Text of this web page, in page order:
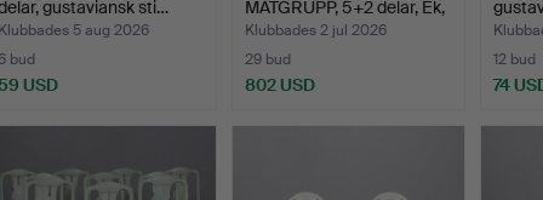
gustaviansk sti…
Klubbades 5 aug 2026
bud
59 USD
MATGRUPP, 5+2 delar, Ek,
"H…
Klubbades 2 jul 2026
29 bud
802 USD
12 bud
74